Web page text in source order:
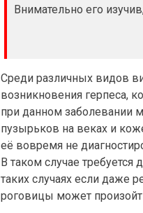
Внимательно его
Среди различных видов
возникновения герпеса,
при данном заболевании
пузырьков на веках и
её вовремя не
В таком случае
таких случаях если даже
роговицы может